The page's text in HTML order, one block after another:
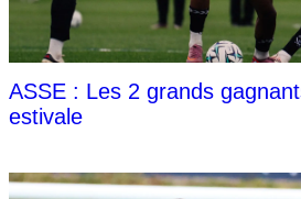
ASSE : Les 2 grands
estivale